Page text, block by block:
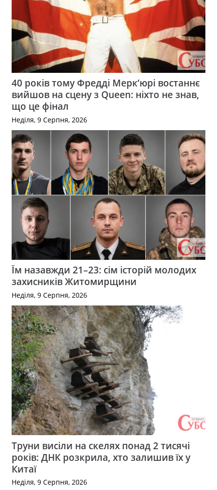
40 років тому Фредді Мерк’юрі востаннє
вийшов на сцену з Queen: ніхто не знав,
що це фінал
Неділя, 9 Серпня, 2026
Їм назавжди 21–23: сім історій молодих
захисників Житомирщини
Неділя, 9 Серпня, 2026
Труни висіли на скелях понад 2 тисячі
років: ДНК розкрила, хто залишив їх у
Китаї
Неділя, 9 Серпня, 2026